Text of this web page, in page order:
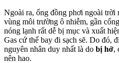
Ngoài ra, ống đồng phơi ngoài trời
vùng môi trường ô nhiễm, gần
nóng lạnh rất dễ bị mục và xuất
Gas cứ thế bay đi sạch sẽ. Do đó,
nguyên nhân duy nhất là do bị hở,
nên hao.